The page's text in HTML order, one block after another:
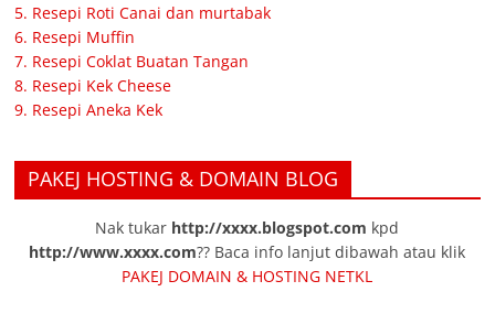
5. Resepi Roti Canai dan murtabak
6. Resepi Muffin
7. Resepi Coklat Buatan Tangan
8. Resepi Kek Cheese
9. Resepi Aneka Kek
PAKEJ HOSTING & DOMAIN BLOG
Nak tukar http://xxxx.blogspot.com kpd
http://www.xxxx.com?? Baca info lanjut dibawah atau klik
PAKEJ DOMAIN & HOSTING NETKL